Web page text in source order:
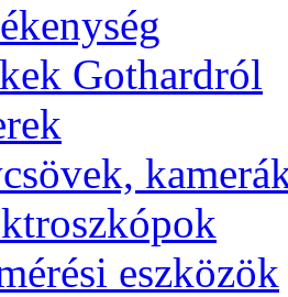
Got­hard­ról
esz­kö­zök